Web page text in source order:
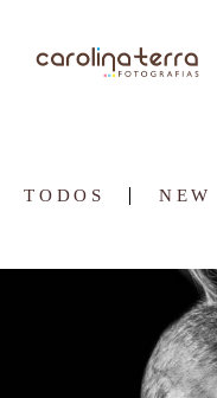
TODOS NEW